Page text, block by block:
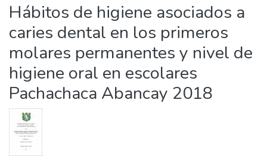
Normativas
Hábitos de higiene asociados a
caries dental en los primeros
molares permanentes y nivel de
higiene oral en escolares
Pachachaca Abancay 2018